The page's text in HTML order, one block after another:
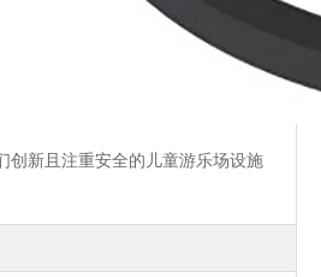
创新且注重安全的儿童游乐场设施